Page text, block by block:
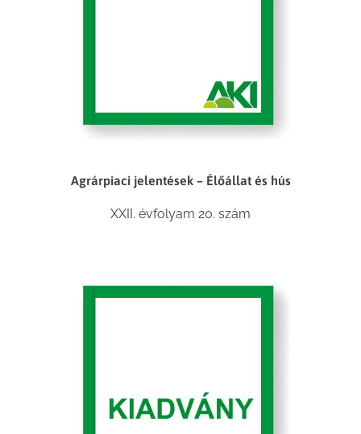
Agrárpiaci jelentések – Élőállat és hús
XXII. évfolyam 20. szám